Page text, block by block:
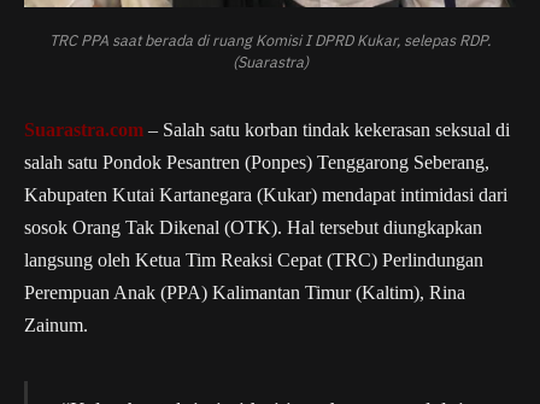
TRC PPA saat berada di ruang Komisi I DPRD Kukar, selepas RDP.
(Suarastra)
Suarastra.com – Salah satu korban tindak kekerasan seksual di
salah satu Pondok Pesantren (Ponpes) Tenggarong Seberang,
Kabupaten Kutai Kartanegara (Kukar) mendapat intimidasi dari
sosok Orang Tak Dikenal (OTK). Hal tersebut diungkapkan
langsung oleh Ketua Tim Reaksi Cepat (TRC) Perlindungan
Perempuan Anak (PPA) Kalimantan Timur (Kaltim), Rina
Zainum.